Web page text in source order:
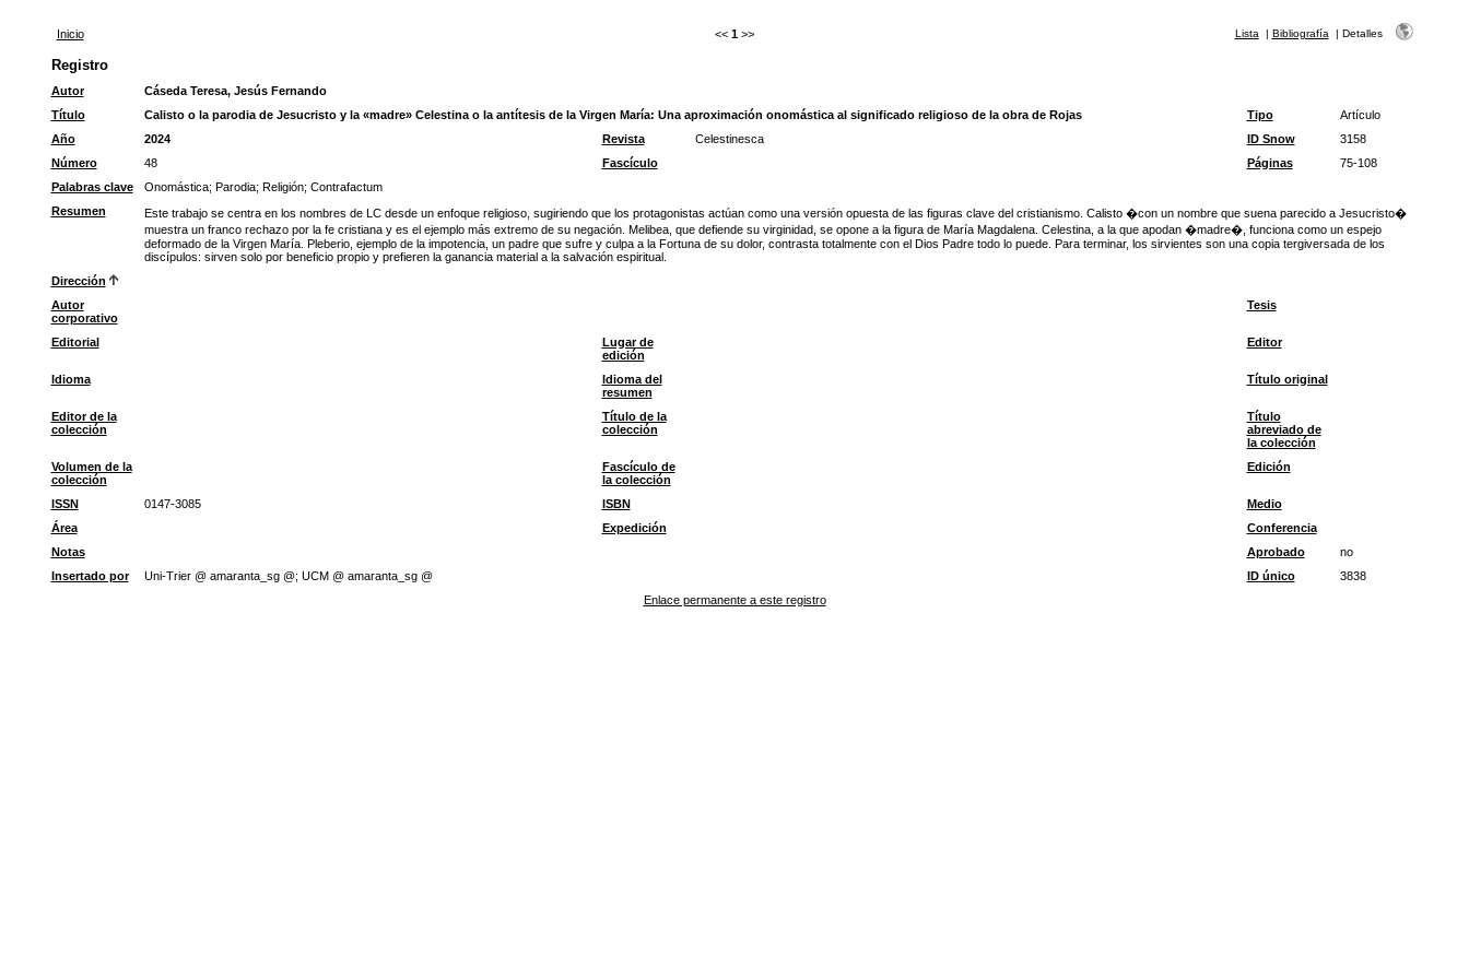
Inicio << 1 >> Lista | Bibliografía | Detalles
Registro
Autor
Cáseda Teresa, Jesús Fernando
Título
Calisto o la parodia de Jesucristo y la «madre» Celestina o la antítesis de la Virgen María: Una aproximación onomástica al significado religioso de la obra de Rojas Tipo
Artículo
Año
2024 Revista Celestinesca ID Snow
3158
Número
48 Fascículo Páginas
75-108
Palabras clave
Onomástica; Parodia; Religión; Contrafactum
Resumen
Este trabajo se centra en los nombres de LC desde un enfoque religioso, sugiriendo que los protagonistas actúan como una versión opuesta de las figuras clave del cristianismo. Calisto �con un nombre que suena parecido a Jesucristo�
muestra un franco rechazo por la fe cristiana y es el ejemplo más extremo de su negación. Melibea, que defiende su virginidad, se opone a la figura de María Magdalena. Celestina, a la que apodan �madre�, funciona como un espejo
deformado de la Virgen María. Pleberio, ejemplo de la impotencia, un padre que sufre y culpa a la Fortuna de su dolor, contrasta totalmente con el Dios Padre todo lo puede. Para terminar, los sirvientes son una copia tergiversada de los
discípulos: sirven solo por beneficio propio y prefieren la ganancia material a la salvación espiritual.
Dirección
Autor
corporativo
Tesis
Editorial
Lugar de
edición
Editor
Idioma
Idioma del
resumen
Título original
Editor de la
colección
Título de la
colección
Título
abreviado de
la colección
Volumen de la
colección
Fascículo de
la colección
Edición
ISSN 0147-3085 ISBN
Medio
Área
Expedición
Conferencia
Notas
Aprobado
no
Insertado por
Uni-Trier @ amaranta_sg @; UCM @ amaranta_sg @ ID único
3838
Enlace permanente a este registro